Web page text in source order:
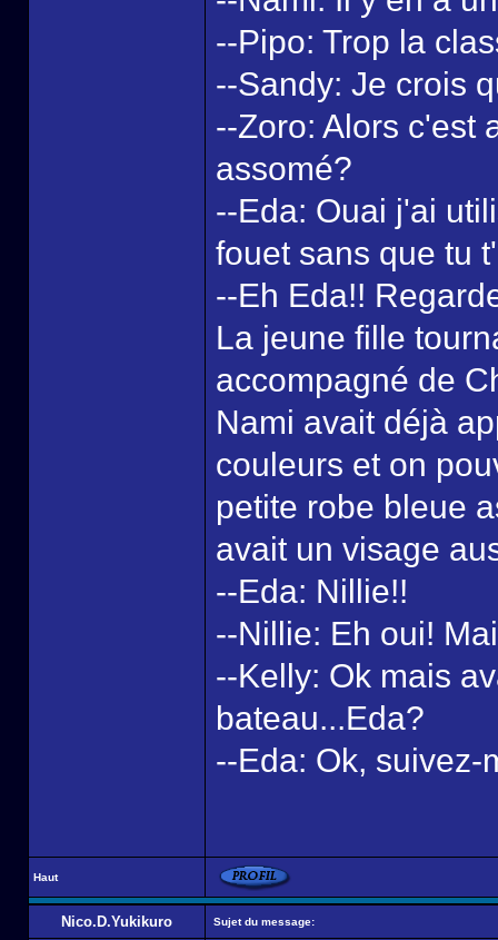
--Pipo: Trop la
--Sandy: Je crois
--Zoro: Alors c'est
assomé?
--Eda: Ouai j'ai
fouet sans que tu
--Eh Eda!!
La jeune fille
accompagné de
Nami avait déjà
couleurs et on
petite robe bleue
avait un visage
--Eda: Nillie!!
--Nillie: Eh oui!
--Kelly: Ok mais
bateau...Eda?
--Eda: Ok, suivez-
Haut
Nico.D.Yukikuro Sujet du message: